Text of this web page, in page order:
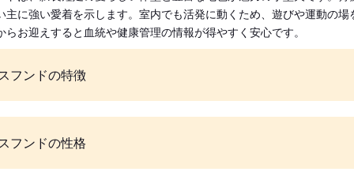
主に強い愛着を示します。室内でも活発に動くため、遊びや運動の
お迎えすると血統や健康管理の情報が得やすく安心です。
フンドの特徴
フンドの性格